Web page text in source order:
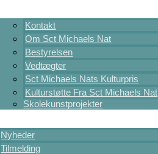
Kontakt
Om Sct Michaels Nat
Bestyrelsen
Vedtægter
Sct Michaels Nats Kulturpris
Kulturstøtte Fra Sct Michaels Nat
Skolekunstprojekter
Nyheder
Tilmelding